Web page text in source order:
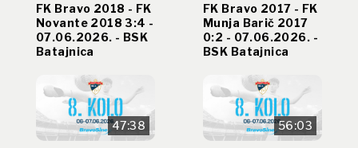
FK Bravo 2018 - FK
Novante 2018 3:4 -
07.06.2026. - BSK
Batajnica
FK Bravo 2017 - FK
Munja Barič 2017
0:2 - 07.06.2026. -
BSK Batajnica
47:38 56:03